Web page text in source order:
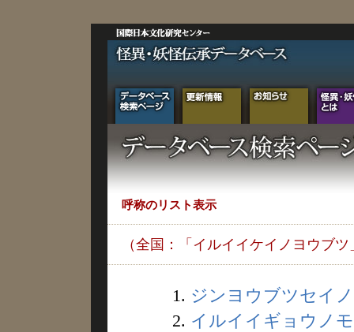
呼称のリスト表示
（全国：「イルイイケイノヨウブ
1. ジンヨウブツセイ
2. イルイイギョウノ